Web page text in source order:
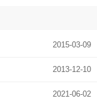
2015-03-09
2013-12-10
2021-06-02